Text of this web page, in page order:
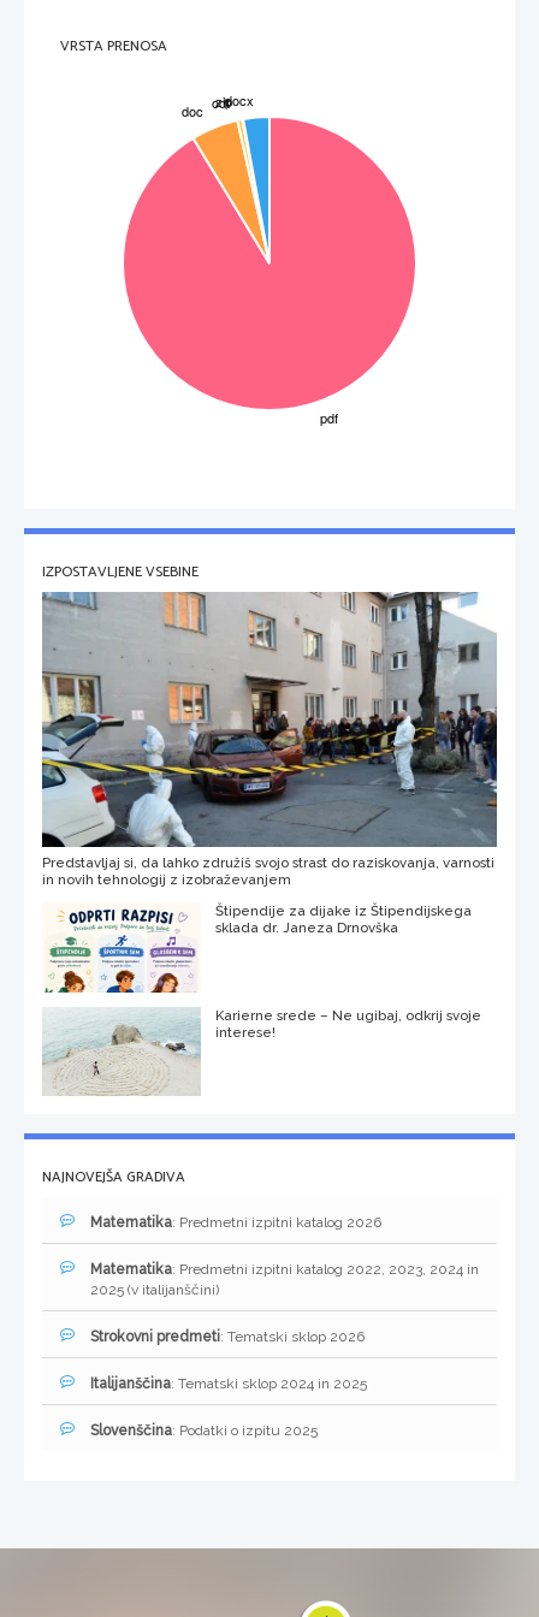
pobeg. Ikarju je naročil naj ne leta previsoko saj mu lahko sonce stopi vosek in
krila bi razpadla. Vendar Ikar je bil tako igriv in ob prve nepozornosti očeta je
je naredil še mnogo lepih in čudovitih stavb ampak kaj, ko mu sina niče ni
mogel povrniti.
VRSTA PRENOSA
IZPOSTAVLJENE VSEBINE
Predstavljaj si, da lahko združiš svojo strast do raziskovanja, varnosti
in novih tehnologij z izobraževanjem
Štipendije za dijake iz Štipendijskega
sklada dr. Janeza Drnovška
Karierne srede – Ne ugibaj, odkrij svoje
interese!
NAJNOVEJŠA GRADIVA
Matematika: Predmetni izpitni katalog 2026
Matematika: Predmetni izpitni katalog 2022, 2023, 2024 in
2025 (v italijanščini)
Strokovni predmeti: Tematski sklop 2026
Italijanščina: Tematski sklop 2024 in 2025
Slovenščina: Podatki o izpitu 2025